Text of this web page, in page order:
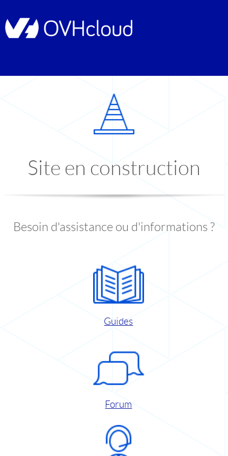
Site en construction
Besoin d'assistance ou d'informations ?
Guides
Forum